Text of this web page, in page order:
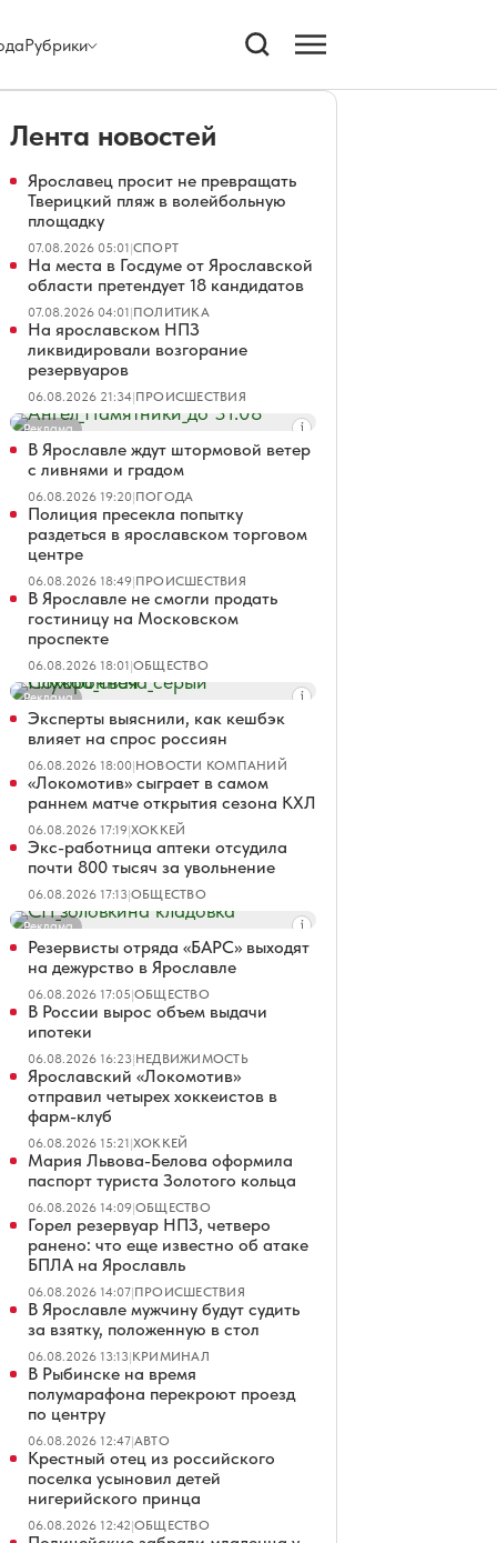
Рубрики
Лента новостей
Ярославец просит не превращать
Тверицкий пляж в волейбольную
площадку
07.08.2026 05:01|СПОРТ
На места в Госдуме от Ярославской
области претендует 18 кандидатов
07.08.2026 04:01|ПОЛИТИКА
На ярославском НПЗ
ликвидировали возгорание
резервуаров
06.08.2026 21:34|ПРОИСШЕСТВИЯ
Реклама
В Ярославле ждут штормовой ветер
с ливнями и градом
06.08.2026 19:20|ПОГОДА
Полиция пресекла попытку
раздеться в ярославском торговом
центре
06.08.2026 18:49|ПРОИСШЕСТВИЯ
В Ярославле не смогли продать
гостиницу на Московском
проспекте
06.08.2026 18:01|ОБЩЕСТВО
Реклама
Эксперты выяснили, как кешбэк
влияет на спрос россиян
06.08.2026 18:00|НОВОСТИ КОМПАНИЙ
«Локомотив» сыграет в самом
раннем матче открытия сезона КХЛ
06.08.2026 17:19|ХОККЕЙ
Экс-работница аптеки отсудила
почти 800 тысяч за увольнение
06.08.2026 17:13|ОБЩЕСТВО
Реклама
Резервисты отряда «БАРС» выходят
на дежурство в Ярославле
06.08.2026 17:05|ОБЩЕСТВО
В России вырос объем выдачи
ипотеки
06.08.2026 16:23|НЕДВИЖИМОСТЬ
Ярославский «Локомотив»
отправил четырех хоккеистов в
фарм-клуб
06.08.2026 15:21|ХОККЕЙ
Мария Львова-Белова оформила
паспорт туриста Золотого кольца
06.08.2026 14:09|ОБЩЕСТВО
Горел резервуар НПЗ, четверо
ранено: что еще известно об атаке
БПЛА на Ярославль
06.08.2026 14:07|ПРОИСШЕСТВИЯ
В Ярославле мужчину будут судить
за взятку, положенную в стол
06.08.2026 13:13|КРИМИНАЛ
В Рыбинске на время
полумарафона перекроют проезд
по центру
06.08.2026 12:47|АВТО
Крестный отец из российского
поселка усыновил детей
нигерийского принца
06.08.2026 12:42|ОБЩЕСТВО